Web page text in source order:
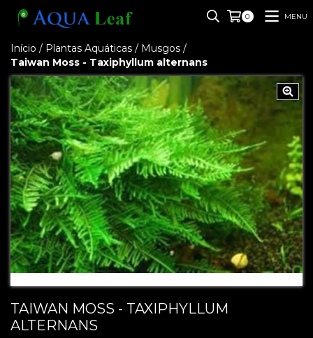
0 MENU
Início / Plantas Aquáticas / Musgos /
Taiwan Moss - Taxiphyllum alternans
TAIWAN MOSS - TAXIPHYLLUM
ALTERNANS